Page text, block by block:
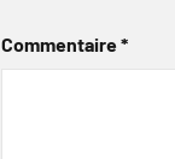
Commentaire*